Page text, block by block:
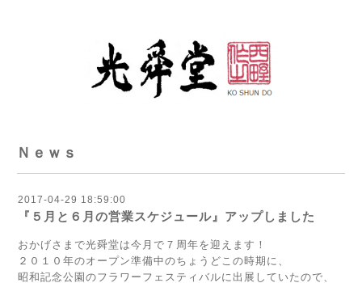
Ｎｅｗｓ
2017-04-29 18:59:00
『５月と６月の営業スケジュール』アップしました
おかげさまで光舜堂は今月で７周年を迎えます！
２０１０年のオープン準備中のちょうどこの時期に、
昭和記念公園のフラワーフェスティバルに出展していたので、